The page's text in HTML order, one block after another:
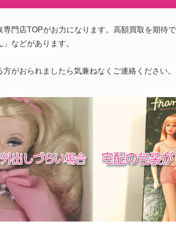
門店TOPがお力になります。高額買取を期待
などがあります。
がおられましたら気兼ねなくご連絡ください。